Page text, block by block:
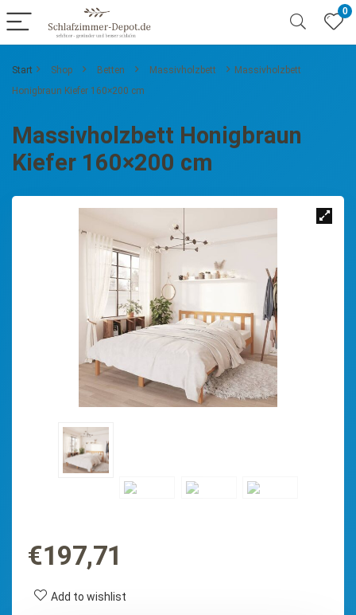
0
Start Shop Betten Massivholzbett
Massivholzbett
Honigbraun Kiefer 160×200 cm
Massivholzbett Honigbraun
Kiefer 160×200 cm
€197,71
Add to wishlist